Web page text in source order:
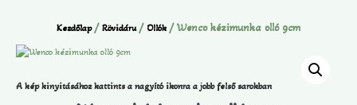
Kezdőlap/ Rövidáru/ Ollók / Wenco kézimunka olló 9cm
A kép kinyitásához kattints a nagyító ikonra a jobb felső sarokban